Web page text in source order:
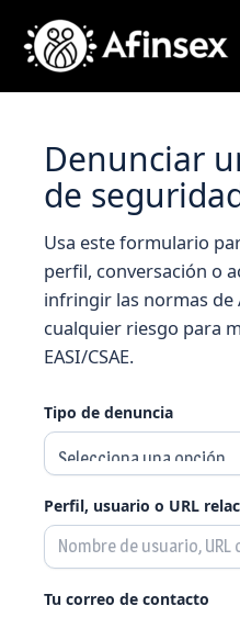
contenido
Denunciar
de
Usa este formulario
perfil, conversación o
infringir las normas de
cualquier riesgo para
EASI/CSAE.
Tipo de denuncia
Perfil, usuario o URL
Tu correo de contacto